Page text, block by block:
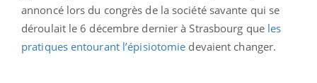
annoncé lors du congrès de la société savante qui se
déroulait le 6 décembre dernier à Strasbourg que les
pratiques entourant l’épisiotomie devaient changer.